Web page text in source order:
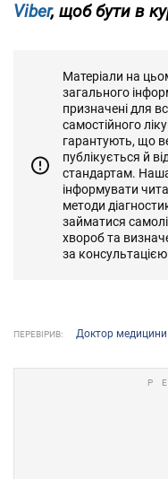
Viber, щоб бути в
Матеріали на
загального
призначені для
самостійного
гарантують, що
публікується й
стандартам.
інформувати
методи
займатися
хвороб та
за консультацією
ПЕРЕВІРИВ: Доктор